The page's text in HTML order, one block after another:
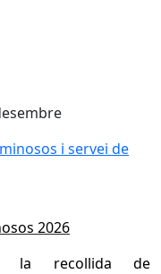
i servei de
2026
la recollida de